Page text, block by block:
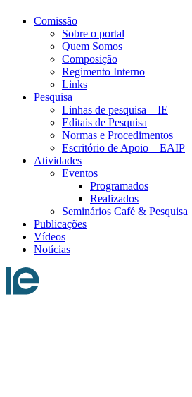
Comissão
Sobre o portal
Quem Somos
Composição
Regimento Interno
Links
Pesquisa
Linhas de pesquisa – IE
Editais de Pesquisa
Normas e Procedimentos
Escritório de Apoio – EAIP
Atividades
Eventos
Programados
Realizados
Seminários Café & Pesquisa
Publicações
Vídeos
Notícias